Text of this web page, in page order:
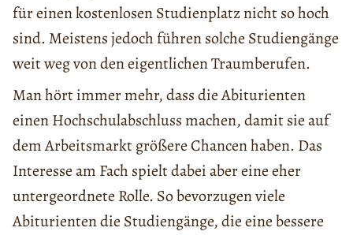
für einen kostenlosen Studienplatz nicht so hoch
sind. Meistens jedoch führen solche Studiengänge
weit weg von den eigentlichen Traumberufen.
Man hört immer mehr, dass die Abiturienten
einen Hochschulabschluss machen, damit sie auf
dem Arbeitsmarkt größere Chancen haben. Das
Interesse am Fach spielt dabei aber eine eher
untergeordnete Rolle. So bevorzugen viele
Abiturienten die Studiengänge, die eine bessere